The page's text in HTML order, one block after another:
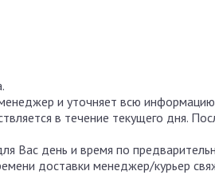
и уточняет всю информацию
в течение текущего дня.
Вас день и время по
доставки менеджер/курьер